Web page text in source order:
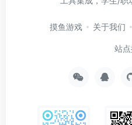
摸鱼游戏 关于我们
站